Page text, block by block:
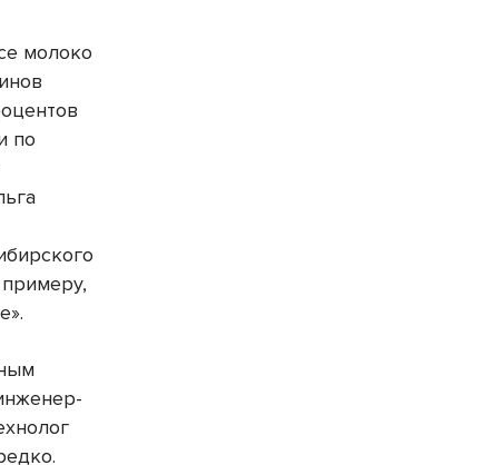
молоко
по